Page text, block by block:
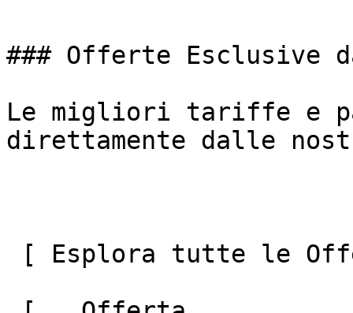
### Offerte Esclusive
Le migliori tariffe e
direttamente dalle